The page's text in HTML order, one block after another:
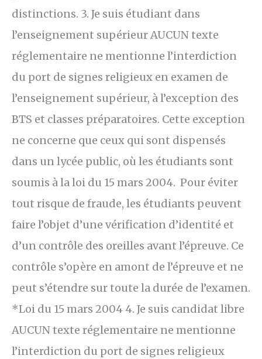
distinctions. 3. Je suis étudiant dans
l’enseignement supérieur AUCUN texte
réglementaire ne mentionne l’interdiction
du port de signes religieux en examen de
l’enseignement supérieur, à l’exception des
BTS et classes préparatoires. Cette exception
ne concerne que ceux qui sont dispensés
dans un lycée public, où les étudiants sont
soumis à la loi du 15 mars 2004. Pour éviter
tout risque de fraude, les étudiants peuvent
faire l’objet d’une vérification d’identité et
d’un contrôle des oreilles avant l’épreuve. Ce
contrôle s’opère en amont de l’épreuve et ne
peut s’étendre sur toute la durée de l’examen.
*Loi du 15 mars 2004 4. Je suis candidat libre
AUCUN texte réglementaire ne mentionne
l’interdiction du port de signes religieux